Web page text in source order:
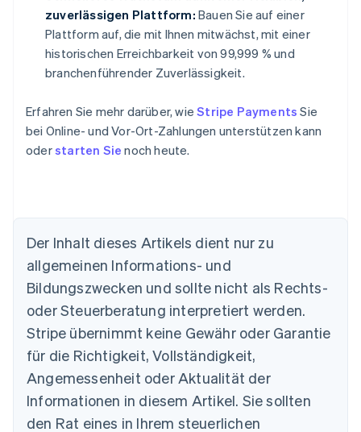
zuverlässigen Plattform: Bauen Sie auf einer
Plattform auf, die mit Ihnen mitwächst, mit einer
historischen Erreichbarkeit von 99,999 % und
branchenführender Zuverlässigkeit.
Erfahren Sie mehr darüber, wieStripe Payments Sie
bei Online- und Vor-Ort-Zahlungen unterstützen kann
oderstarten Sie noch heute.
Der Inhalt dieses Artikels dient nur zu
allgemeinen Informations- und
Bildungszwecken und sollte nicht als Rechts-
oder Steuerberatung interpretiert werden.
Stripe übernimmt keine Gewähr oder Garantie
für die Richtigkeit, Vollständigkeit,
Angemessenheit oder Aktualität der
Informationen in diesem Artikel. Sie sollten
den Rat eines in Ihrem steuerlichen
Australien
English
Belgien
NederlandsFrançais DeutschEnglish
Brasilien
Bulgarien
English